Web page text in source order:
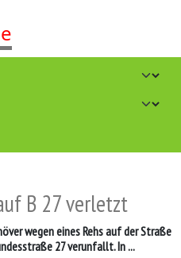
B 27 verletzt
wegen eines Rehs auf der Straße
27 verunfallt. In ...